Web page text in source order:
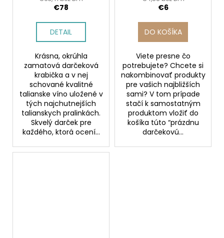
€78
DETAIL
Krásna, okrúhla
zamatová darčeková
krabička a v nej
schované kvalitné
talianske víno uložené v
tých najchutnejších
talianskych pralinkách.
Skvelý darček pre
každého, ktorá ocení...
€6
DO KOŠÍKA
Viete presne čo
potrebujete? Chcete si
nakombinovať produkty
pre vašich najbližších
sami? V tom prípade
stačí k samostatným
produktom vložiť do
košíka túto “prázdnu
darčekovú...